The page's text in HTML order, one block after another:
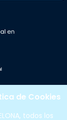
todos los
de Cookies